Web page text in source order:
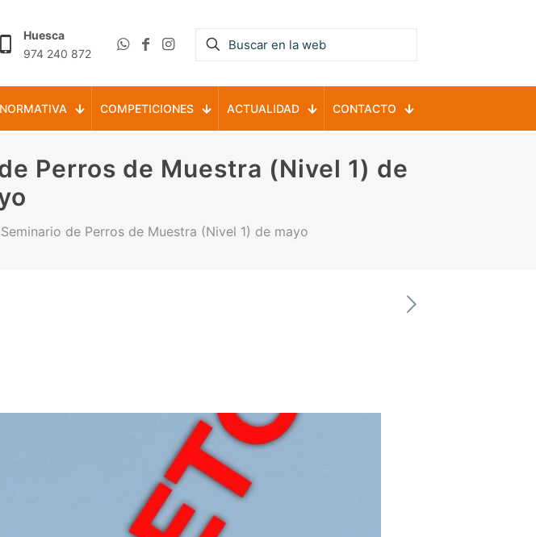
Huesca
974 240 872
NORMATIVA COMPETICIONES ACTUALIDAD CONTACTO
Perros de Muestra (Nivel 1) de
de Perros de Muestra (Nivel 1) de mayo